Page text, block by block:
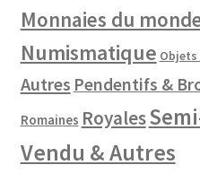
Monnaies du
Numismatique Objets
Autres Pendentifs &
Romaines Royales
Vendu & Autres